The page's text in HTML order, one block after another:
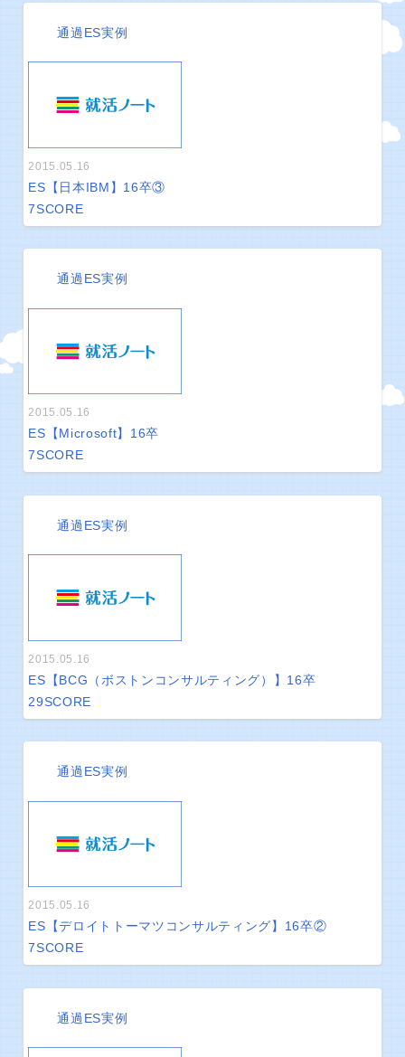
通過ES実例
2015.05.16
ES【日本IBM】16卒③
7SCORE
通過ES実例
2015.05.16
ES【Microsoft】16卒
7SCORE
通過ES実例
2015.05.16
ES【BCG（ボストンコンサルティング）】16卒
29SCORE
通過ES実例
2015.05.16
ES【デロイトトーマツコンサルティング】16卒②
7SCORE
通過ES実例